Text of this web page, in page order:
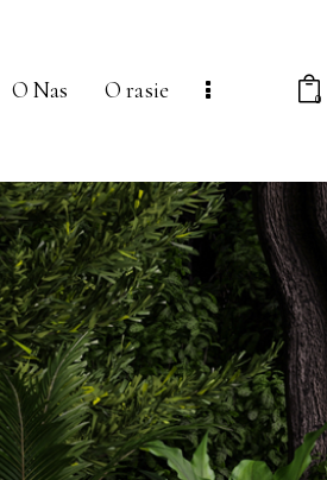
O Nas O rasie 0